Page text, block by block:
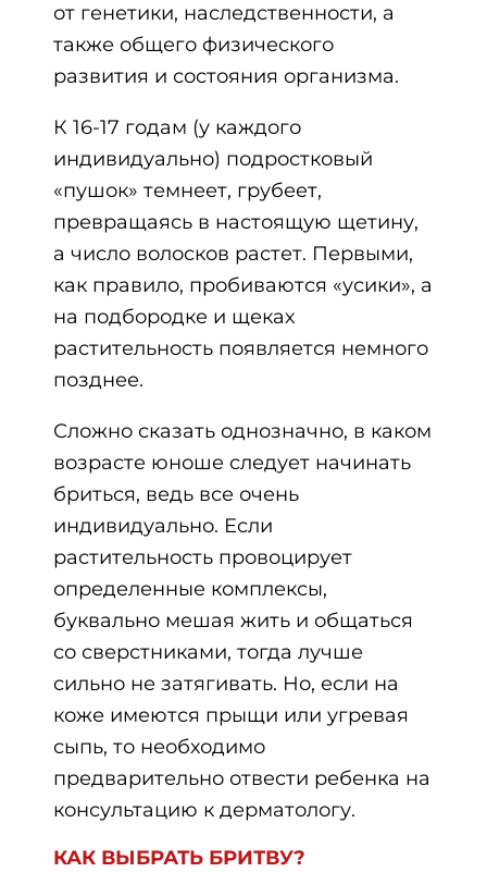
от генетики, наследственности, а
также общего физического
развития и состояния организма.
К 16-17 годам (у каждого
индивидуально) подростковый
«пушок» темнеет, грубеет,
превращаясь в настоящую щетину,
а число волосков растет. Первыми,
как правило, пробиваются «усики», а
на подбородке и щеках
растительность появляется немного
позднее.
Сложно сказать однозначно, в каком
возрасте юноше следует начинать
бриться, ведь все очень
индивидуально. Если
растительность провоцирует
определенные комплексы,
буквально мешая жить и общаться
со сверстниками, тогда лучше
сильно не затягивать. Но, если на
коже имеются прыщи или угревая
сыпь, то необходимо
предварительно отвести ребенка на
консультацию к дерматологу.
КАК ВЫБРАТЬ БРИТВУ?